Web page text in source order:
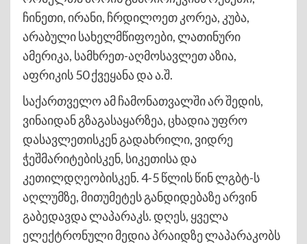
ჩინეთი, ირანი, ჩრდილოეთ კორეა, კუბა,
არაბული სახელმწიფოები, ლათინური
ამერიკა, სამხრეთ-აღმოსავლეთ აზია,
აფრიკის 50 ქვეყანა და ა.შ.
საქართველო ამ ჩამონათვალში არ შედის,
ვინაიდან გზაგასაყარზეა, ცხადია უფრო
დასავლეთისკენ გადახრილი, ვიდრე
ჭეშმარიტებისკენ, სიკეთისა და
კეთილდღეობისკენ. 4-5 წლის წინ ლგბტ-ს
აღლუმზე, მითუმეტეს განდიდებაზე არვინ
გაბედავდა ლაპარაკს. დღეს, ყველა
ელექტრონული მედია პრაიდზე ლაპარაკობს